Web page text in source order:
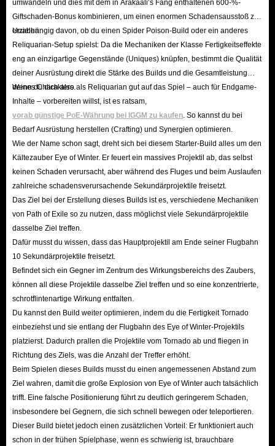
umwandeln und dies mit dem in Arakaali’s Fang enthaltenen 600-%-
Giftschaden-Bonus kombinieren, um einen enormen Schadensausstoß zu
erzielen.
Unabhängig davon, ob du einen Spider Poison-Build oder ein anderes
Reliquarian-Setup spielst: Da die Mechaniken der Klasse Fertigkeitseffekte
eng an einzigartige Gegenstände (Uniques) knüpfen, bestimmt die Qualität
deiner Ausrüstung direkt die Stärke des Builds und die Gesamtleistung
deines Charakters.
Wenn du dich also als Reliquarian gut auf das Spiel – auch für Endgame-
Inhalte – vorbereiten willst, ist es ratsam,
vorab günstige PoE-Währung bei IGGM zu kaufen . So kannst du bei
Bedarf Ausrüstung herstellen (Crafting) und Synergien optimieren.
Wie der Name schon sagt, dreht sich bei diesem Starter-Build alles um den
Kältezauber Eye of Winter. Er feuert ein massives Projektil ab, das selbst
keinen Schaden verursacht, aber während des Fluges und beim Auslaufen
zahlreiche schadensverursachende Sekundärprojektile freisetzt.
Das Ziel bei der Erstellung dieses Builds ist es, verschiedene Mechaniken
von Path of Exile so zu nutzen, dass möglichst viele Sekundärprojektile
dasselbe Ziel treffen.
Dafür musst du wissen, dass das Hauptprojektil am Ende seiner Flugbahn
10 Sekundärprojektile freisetzt.
Befindet sich ein Gegner im Zentrum des Wirkungsbereichs des Zaubers,
können all diese Projektile dasselbe Ziel treffen und so eine konzentrierte,
schrotflintenartige Wirkung entfalten.
Du kannst den Build weiter optimieren, indem du die Fertigkeit Tornado
einbeziehst und sie entlang der Flugbahn des Eye of Winter-Projektils
platzierst. Dadurch prallen die Projektile vom Tornado ab und fliegen in
Richtung des Ziels, was die Anzahl der Treffer erhöht.
Beim Spielen dieses Builds musst du einen angemessenen Abstand zum
Ziel wahren, damit die große Explosion von Eye of Winter auch tatsächlich
trifft. Eine falsche Positionierung führt zu deutlich geringerem Schaden,
insbesondere bei Gegnern, die sich schnell bewegen oder teleportieren.
Dieser Build bietet jedoch einen zusätzlichen Vorteil: Er funktioniert auch
schon in der frühen Spielphase, wenn es schwierig ist, brauchbare